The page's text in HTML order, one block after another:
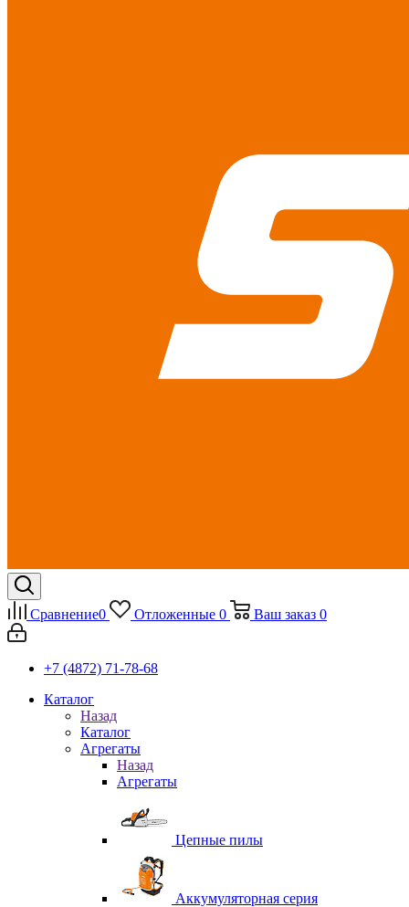
Сравнение0 Отложенные 0 Ваш заказ 0
+7 (4872) 71-78-68
Каталог
Назад
Каталог
Агрегаты
Назад
Агрегаты
Цепные пилы
Аккумуляторная серия